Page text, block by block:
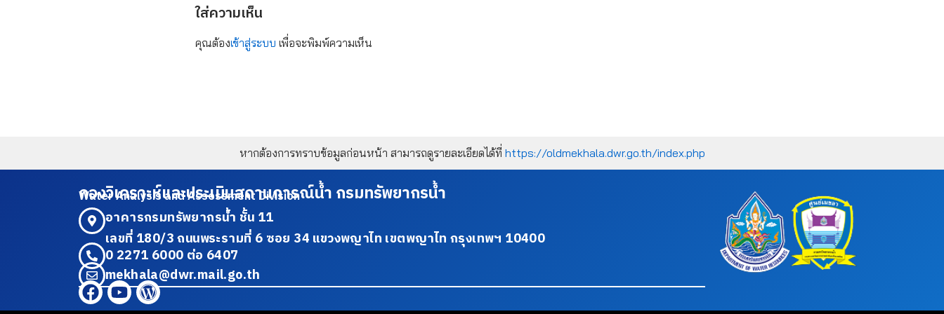
ใส่ความเห็น
คุณต้องเข้าสู่ระบบ เพื่อจะพิมพ์ความเห็น
หากต้องการทราบข้อมูลก่อนหน้า สามารถดูรายละเอียดได้ที่ https://oldmekhala.dwr.go.th/index.php
กองวิเคราะห์และประเมินสถานการณ์น้ำ กรมทรัพยากรน้ำ
Water Analysis and Assessment Division
อาคารกรมทรัพยากรน้ำ ชั้น 11
เลขที่ 180/3 ถนนพระรามที่ 6 ซอย 34 แขวงพญาไท เขตพญาไท กรุงเทพฯ 10400
0 2271 6000 ต่อ 6407
mekhala@dwr.mail.go.th